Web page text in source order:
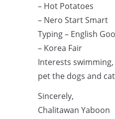
– Hot Potatoes
– Nero Start Smart
Typing – English
– Korea Fair
Interests
pet the dogs and
Sincerely,
Chalitawan Yaboon